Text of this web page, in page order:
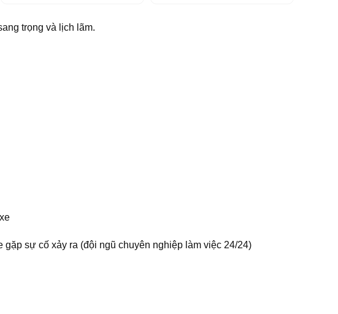
trọng và lịch lãm.
sự cố xảy ra (đội ngũ chuyên nghiệp làm việc 24/24)